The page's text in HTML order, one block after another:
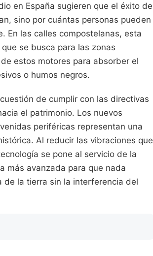
en España sugieren que el éxito de
sino por cuántas personas pueden
En las calles compostelanas, esta
se busca para las zonas
estos motores para absorber el
o humos negros.
de cumplir con las directivas
el patrimonio. Los nuevos
periféricas representan una
Al reducir las vibraciones que
se pone al servicio de la
más avanzada para que nada
de la tierra sin la interferencia del